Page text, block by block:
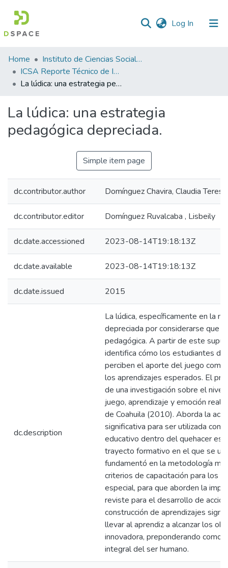
Log In (current)
Statistics
Home
Instituto de Ciencias Sociales y Administración
ICSA Reporte Técnico de Investigación
La lúdica: una estrategia pedagógica depreciada.
La lúdica: una estrategia
pedagógica depreciada.
Simple item page
dc.contributor.author Domínguez Chavira, Claudia Teresa
dc.contributor.editor Domínguez Ruvalcaba , Lisbeily
dc.date.accessioned 2023-08-14T19:18:13Z
dc.date.available 2023-08-14T19:18:13Z
dc.date.issued 2015
dc.description
La lúdica, específicamente en la
depreciada por considerarse que
pedagógica. A partir de este
identifica cómo los estudiantes de
perciben el aporte del juego
los aprendizajes esperados. El
de una investigación sobre el
juego, aprendizaje y emoción
de Coahuila (2010). Aborda la
significativa para ser utilizada
educativo dentro del quehacer
trayecto formativo en el que se
fundamentó en la metodología
criterios de capacitación para los
especial, para que aborden la
reviste para el desarrollo de
construcción de aprendizajes
llevar al aprendiz a alcanzar los
innovadora, preponderando como
integral del ser humano.